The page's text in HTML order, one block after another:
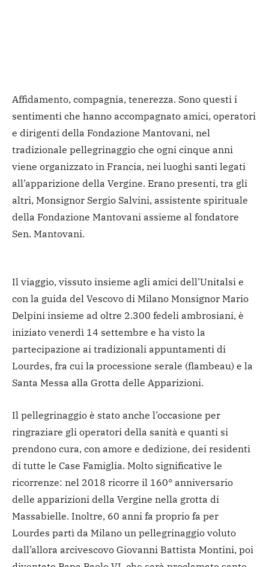
Affidamento, compagnia, tenerezza. Sono questi i
sentimenti che hanno accompagnato amici, operatori
e dirigenti della Fondazione Mantovani, nel
tradizionale pellegrinaggio che ogni cinque anni
viene organizzato in Francia, nei luoghi santi legati
all’apparizione della Vergine. Erano presenti, tra gli
altri, Monsignor Sergio Salvini, assistente spirituale
della Fondazione Mantovani assieme al fondatore
Sen. Mantovani.
Il viaggio, vissuto insieme agli amici dell’Unitalsi e
con la guida del Vescovo di Milano Monsignor Mario
Delpini insieme ad oltre 2.300 fedeli ambrosiani, è
iniziato venerdì 14 settembre e ha visto la
partecipazione ai tradizionali appuntamenti di
Lourdes, fra cui la processione serale (flambeau) e la
Santa Messa alla Grotta delle Apparizioni.
Il pellegrinaggio è stato anche l’occasione per
ringraziare gli operatori della sanità e quanti si
prendono cura, con amore e dedizione, dei residenti
di tutte le Case Famiglia. Molto significative le
ricorrenze: nel 2018 ricorre il 160° anniversario
delle apparizioni della Vergine nella grotta di
Massabielle. Inoltre, 60 anni fa proprio fa per
Lourdes partì da Milano un pellegrinaggio voluto
dall’allora arcivescovo Giovanni Battista Montini, poi